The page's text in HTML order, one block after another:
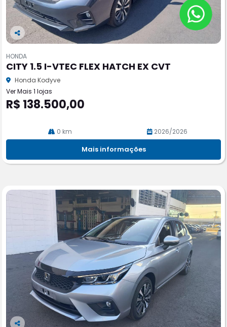
Co
pa
rtil
he
HONDA
CITY 1.5 I-VTEC FLEX HATCH EX CVT
Honda Kodyve
Ver Mais 1 lojas
R$ 138.500,00
0 km 2026/2026
Mais informações